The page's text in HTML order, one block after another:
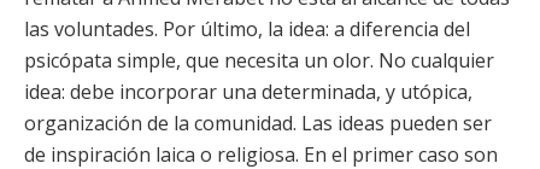
las voluntades. Por último, la idea: a diferencia del
psicópata simple, que necesita un olor. No cualquier
idea: debe incorporar una determinada, y utópica,
organización de la comunidad. Las ideas pueden ser
de inspiración laica o religiosa. En el primer caso son